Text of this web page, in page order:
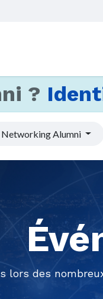
?
Networking Alumni
lors des